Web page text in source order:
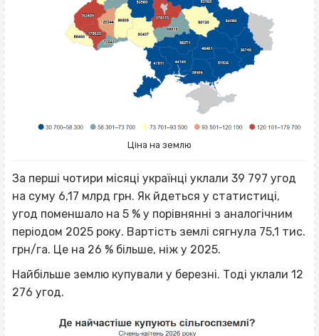
Ціна на землю
За перші чотири місяці українці уклали 39 797 угод
на суму 6,17 млрд грн. Як йдеться у статистиці,
угод поменшало на 5 % у порівнянні з аналогічним
періодом 2025 року. Вартість землі сягнула 75,1 тис.
грн/га. Це на 26 % більше, ніж у 2025.
Найбільше землю купували у березні. Тоді уклали 12
276 угод.